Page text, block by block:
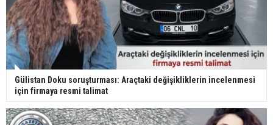
Gülistan Doku soruşturması: Araçtaki değişikliklerin incelenmesi
için firmaya resmi talimat